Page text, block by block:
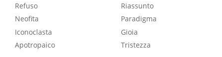
Refuso
Neofita
Iconoclasta
Apotropaico
Riassunto
Paradigma
Gioia
Tristezza